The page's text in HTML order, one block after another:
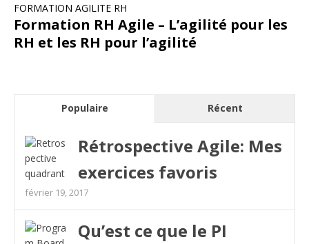
FORMATION AGILITE RH
Formation RH Agile – L’agilité pour les
RH et les RH pour l’agilité
Populaire Récent
Rétrospective Agile: Mes
exercices favoris
février 19, 2017
Qu’est ce que le PI